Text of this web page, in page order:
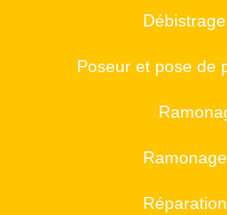
Poseur et pose de